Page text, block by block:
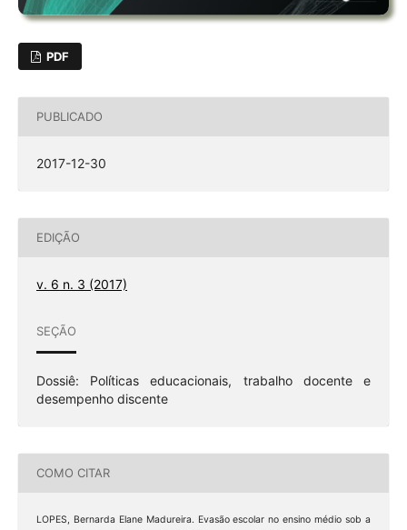
PDF
PUBLICADO
2017-12-30
EDIÇÃO
v. 6 n. 3 (2017)
SEÇÃO
Dossiê: Políticas educacionais, trabalho docente e
desempenho discente
COMO CITAR
LOPES, Bernarda Elane Madureira. Evasão escolar no ensino médio sob a